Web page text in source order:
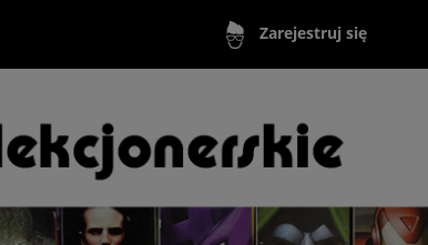
Zarejestruj się